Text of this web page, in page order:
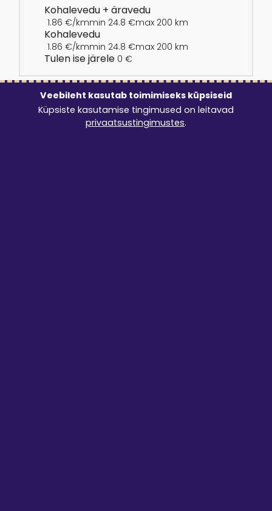
Kohalevedu + äravedu
1.86 €/kmmin 24.8 €max 200 km
Kohalevedu
1.86 €/kmmin 24.8 €max 200 km
Tulen ise järele 0 €
Osta juurde
Veebileht kasutab toimimiseks küpsiseid
Küpsiste kasutamise tingimused on leitavad
privaatsustingimustes.